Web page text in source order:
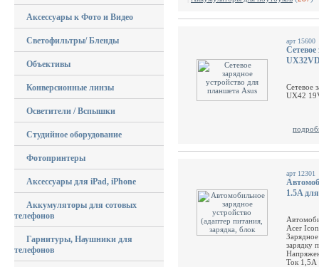
Аксессуары к Фото и Видео
Светофильтры/ Бленды
Объективы
Конверсионные линзы
Осветители / Вспышки
Студийное оборудование
Фотопринтеры
Аксессуары для iPad, iPhone
Аккумуляторы для сотовых
телефонов
Гарнитуры, Наушники для
телефонов
арт 15600
Cетевое
UX42
арт 12301
1.5A
Acer
зарядку
Ток 1,5A